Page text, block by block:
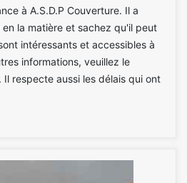
à A.S.D.P Couverture. Il a
la matière et sachez qu'il peut
intéressants et accessibles à
informations, veuillez le
respecte aussi les délais qui ont